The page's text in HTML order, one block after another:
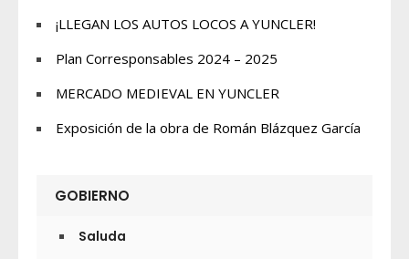
¡LLEGAN LOS AUTOS LOCOS A YUNCLER!
Plan Corresponsables 2024 – 2025
MERCADO MEDIEVAL EN YUNCLER
Exposición de la obra de Román Blázquez García
GOBIERNO
Saluda